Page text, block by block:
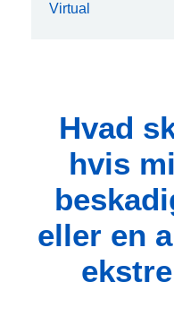
Virtual
Hvad
hvis
eller en